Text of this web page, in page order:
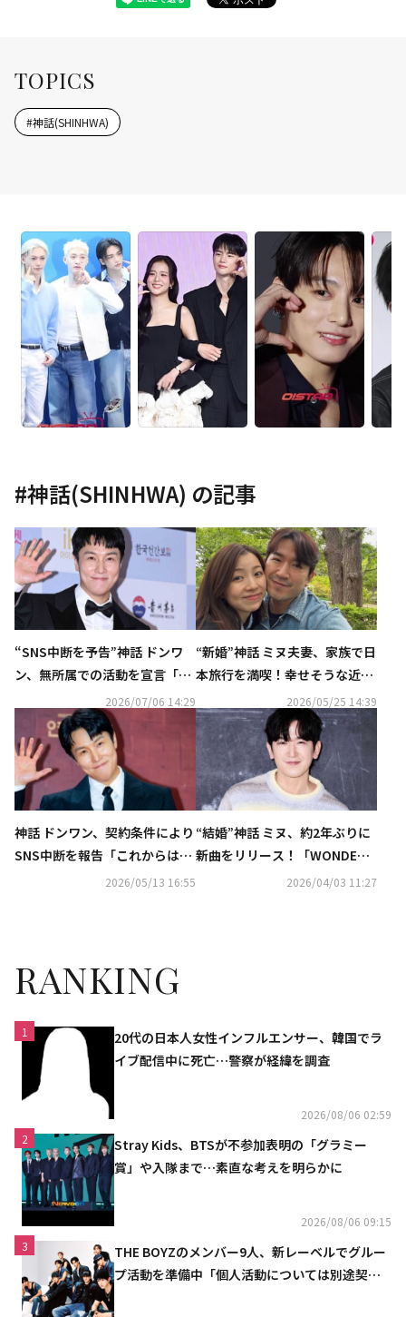
TOPICS
#神話(SHINHWA)
#神話(SHINHWA) の記事
“SNS中断を予告”神話 ドンワ
ン、無所属での活動を宣言「自
分に最も合った方向性」
2026/07/06 14:29
“新婚”神話 ミヌ夫妻、家族で日
本旅行を満喫！幸せそうな近況
2026/05/25 14:39
神話 ドンワン、契約条件により
SNS中断を報告「これからは事
2026/05/13 16:55
“結婚”神話 ミヌ、約2年ぶりに
新曲をリリース！「WONDER
U」を本日サプライズ公開
2026/04/03 11:27
RANKING
1
20代の日本人女性インフルエンサー、韓国でラ
イブ配信中に死亡…警察が経緯を調査
2026/08/06 02:59
2
Stray Kids、BTSが不参加表明の「グラミー
賞」や入隊まで…素直な考えを明らかに
2026/08/06 09:15
3
THE BOYZのメンバー9人、新レーベルでグルー
プ活動を準備中「個人活動については別途契約